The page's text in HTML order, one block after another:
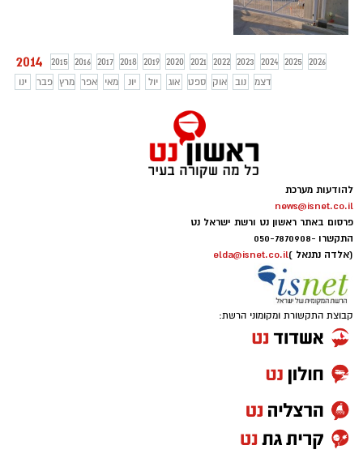
2014 2015 2016 2017 2018 2019 2020 2021 2022 2023 2024 2025
2026
ינו
פבר מרץ אפר מאי יונ יול אוג ספט אוק נוב דצמ
להודעות מערכת
news@isnet.co.il
פרסום באתר ראשון נט ורשת ישראל נט
התקשרו -050-7870908
(אלדה נתנאל )elda@isnet.co.il
קבוצת התקשורת ומקומוני הרשת: